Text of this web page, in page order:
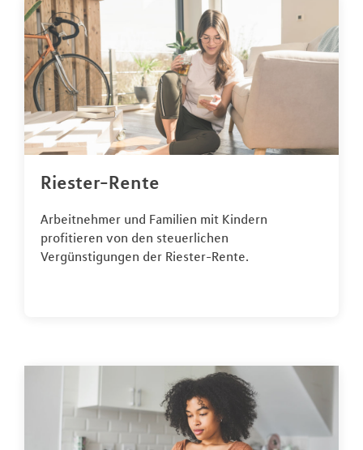
Riester-Rente
Arbeitnehmer und Familien mit Kindern
profitieren von den steuerlichen
Vergünstigungen der Riester-Rente.